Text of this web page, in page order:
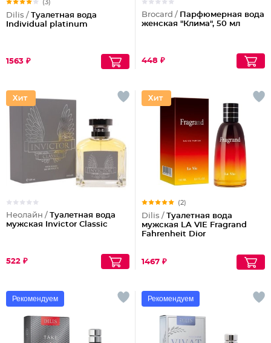
(3)
Dilis / Туалетная вода
Individual platinum
1563 ₽
Brocard / Парфюмерная вода
женская "Клима", 50 мл
448 ₽
Неолайн / Туалетная вода
мужская Invictor Classic
522 ₽
(2)
Dilis / Туалетная вода
мужская LA VIE Fragrand
Fahrenheit Dior
1467 ₽
Рекомендуем Рекомендуем